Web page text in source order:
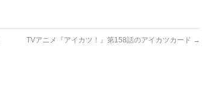
TVアニメ『アイカツ！』第158話のアイカツカード →